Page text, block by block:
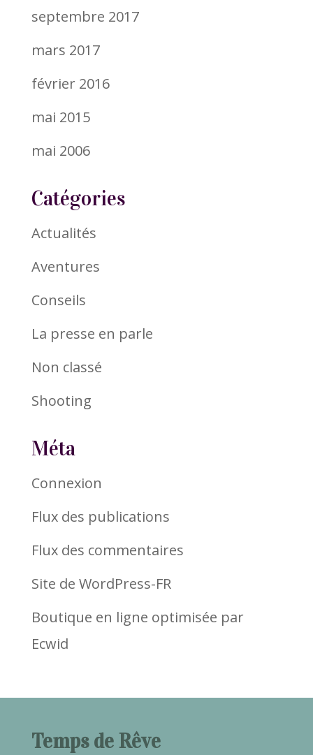
septembre 2017
mars 2017
février 2016
mai 2015
mai 2006
Catégories
Actualités
Aventures
Conseils
La presse en parle
Non classé
Shooting
Méta
Connexion
Flux des publications
Flux des commentaires
Site de WordPress-FR
Boutique en ligne optimisée par
Ecwid
Temps de Rêve